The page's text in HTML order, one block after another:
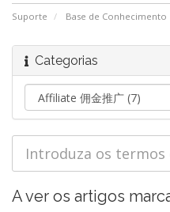
Suporte Base de Conhecimento
Categorias
A ver os artigos